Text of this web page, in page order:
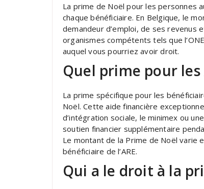
La prime de Noël pour les personnes
chaque bénéficiaire. En Belgique, le
demandeur d’emploi, de ses
organismes compétents tels que
auquel vous pourriez avoir droit.
Quel prime pour les
La prime spécifique pour les
Noël. Cette aide financière
d’intégration sociale, le minimex ou
soutien financier supplémentaire
Le montant de la Prime de Noël varie
bénéficiaire de l’ARE.
Qui a le droit à la